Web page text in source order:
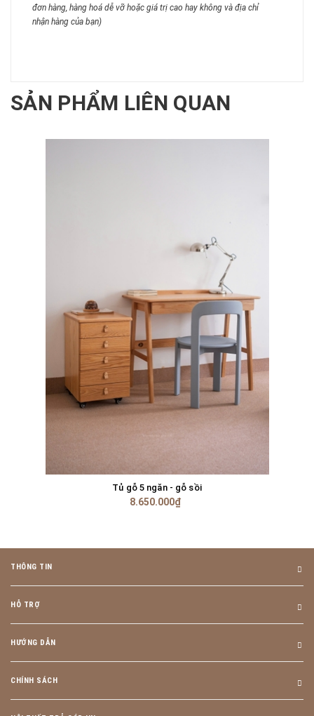
đơn hàng, hàng hoá dễ vỡ hoặc giá trị cao hay không và địa chỉ
nhận hàng của bạn)
SẢN PHẨM LIÊN QUAN
Tủ gỗ 5 ngăn - gỗ sồi
8.650.000₫
THÔNG TIN
HỖ TRỢ
HƯỚNG DẪN
CHÍNH SÁCH